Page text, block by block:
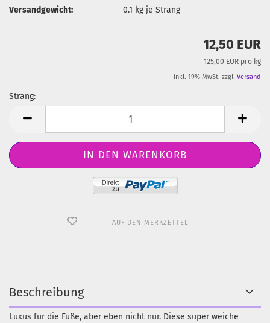
Versandgewicht:
0.1 kg je Strang
12,50 EUR
125,00 EUR pro kg
inkl. 19% MwSt. zzgl. Versand
Strang:
AUF DEN MERKZETTEL
Beschreibung
Luxus für die Füße, aber eben nicht nur. Diese super weiche